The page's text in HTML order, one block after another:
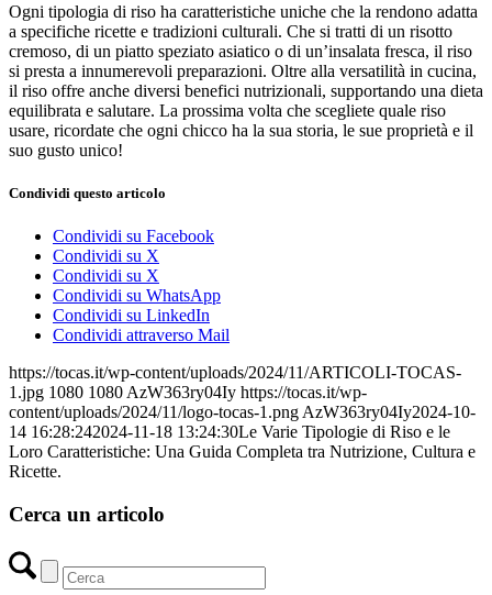
Ogni tipologia di riso ha caratteristiche uniche che la rendono adatta
a specifiche ricette e tradizioni culturali. Che si tratti di un risotto
cremoso, di un piatto speziato asiatico o di un’insalata fresca, il riso
si presta a innumerevoli preparazioni. Oltre alla versatilità in cucina,
il riso offre anche diversi benefici nutrizionali, supportando una dieta
equilibrata e salutare. La prossima volta che scegliete quale riso
usare, ricordate che ogni chicco ha la sua storia, le sue proprietà e il
suo gusto unico!
Condividi questo articolo
Condividi su Facebook
Condividi su X
Condividi su X
Condividi su WhatsApp
Condividi su LinkedIn
Condividi attraverso Mail
https://tocas.it/wp-content/uploads/2024/11/ARTICOLI-TOCAS-
1.jpg 1080 1080 AzW363ry04Iy https://tocas.it/wp-
content/uploads/2024/11/logo-tocas-1.png AzW363ry04Iy2024-10-
14 16:28:242024-11-18 13:24:30Le Varie Tipologie di Riso e le
Loro Caratteristiche: Una Guida Completa tra Nutrizione, Cultura e
Ricette.
Cerca un articolo